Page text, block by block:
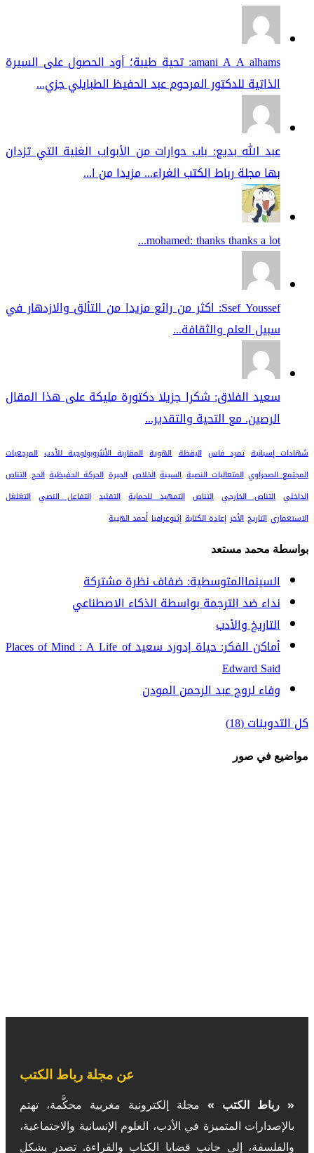
amani A A alhams: تحية طيبة؛ أود الحصول على السيرة
الذاتية للدكتور المرحوم عبد الحفيظ الطبايلي جزي...
عبد الله بديع: باب حوارات من الأبواب الغنية التي تزدان
بها مجلة رباط الكتب الغراء... مزيدا من ا...
mohamed: thanks thanks a lot...
Ssef Youssef: اكثر من رائع مزيدا من التألق والازدهار في
سبيل العلم والثقافة...
سعيد الفلاق: شكرا جزيلا دكتورة مليكة على هذا المقال
الرصين. مع التحية والتقدير...
شهادات إسبانية تمرد فاس اليقظة الهوية المقاربة الأنثروبولوجية للأدب المرجعيات
المجتمع الصحراوي المتعاليات النصية السيبة الخلاص الحيرة الحركة الحفيظية الحج التناص
الداخلي التناص الخارجي التناص التمهيد للحماية التقليد التفاعل النصي التغلغل
الاستعماري التاريخ الأخر إعادة الكتابة إثنوغرافيا أحمد الهيبة
بواسطة محمد مستعد
السينماالمتوسطية: ضفاف نظرة مشتركة
نداء ضد الترجمة بواسطة الذكاء الاصطناعي
التاريخ والأدب
أماكن الفكر: حياة إدورد سعيد Places of Mind : A Life of
Edward Said
وفاء لروح عبد الرحمن المودن
كل التدوينات (18)
مواضيع في صور
عن مجلة رباط الكتب
« رباط الكتب » مجلة إلكترونية مغربية محكَّمة، تهتم
بالإصدارات المتميزة في الأدب، العلوم الإنسانية والاجتماعية،
والفلسفة، إلى جانب قضايا الكتاب والقراءة. تصدر بشكل